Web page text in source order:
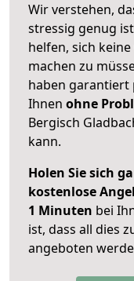
Wir verstehen,
stressig genug
helfen, sich
machen zu
haben garantiert
Ihnen ohne
Bergisch
kann.
Holen Sie sich
kostenlose
1 Minuten bei
ist, dass all dies
angeboten